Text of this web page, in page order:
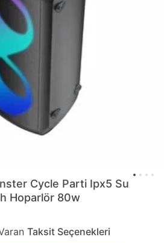
Cycle Parti Ipx5 Su
Hoparlör 80w
Taksit Seçenekleri